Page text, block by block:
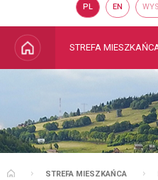
PL EN
STRONA GŁÓWNA
STREFA
STRONA GŁÓWNA
STREFA MIESZKAŃCA